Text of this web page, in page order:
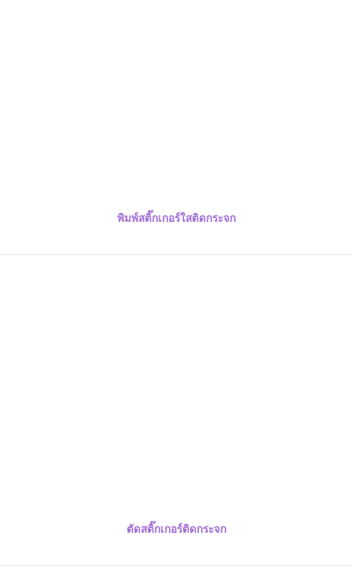
พิมพ์สติ๊กเกอร์ใสติดกระจก
ตัดสติ๊กเกอร์ติดกระจก